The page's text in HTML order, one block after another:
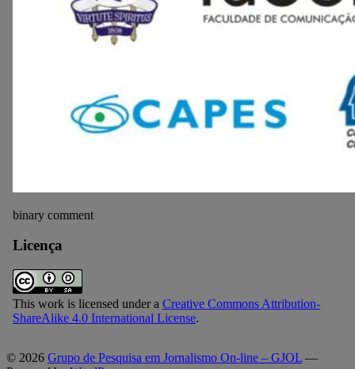
binary comment
Licença
This work is licensed under a Creative Commons Attribution-
ShareAlike 4.0 International License.
© 2026 Grupo de Pesquisa em Jornalismo On-line – GJOL —